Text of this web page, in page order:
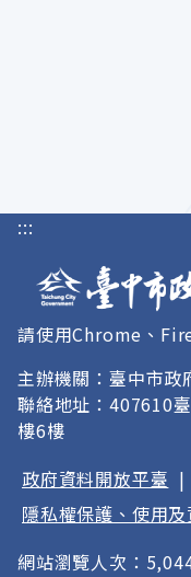
:::
請使用Chrome、
主辦機關：臺中市政
聯絡地址：407610
樓6樓
政府資料開放平臺 |
隱私權保護、使用
網站瀏覽人次：